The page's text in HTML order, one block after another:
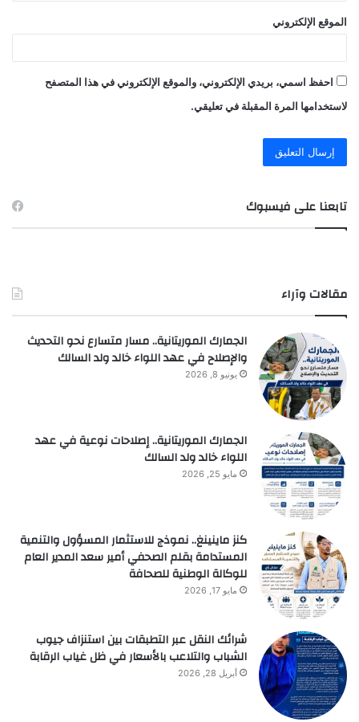
الموقع الإلكتروني
احفظ اسمي، بريدي الإلكتروني، والموقع الإلكتروني في هذا المتصفح
لاستخدامها المرة المقبلة في تعليقي.
تابعنا على فيسبوك
مقالات وآراء
الجمارك الموريتانية.. مسار متسارع نحو التحديث
والإصلاح في عهد اللواء خالد ولد السالك
يونيو 8, 2026
الجمارك الموريتانية.. إصلاحات نوعية في عهد
اللواء خالد ولد السالك
مايو 25, 2026
كنز ماينينغ.. نموذج للاستثمار المسؤول والتنمية
المستدامة بقلم الصحفي أمير سعد المدير العام
للوكالة الوطنية للصحافة
مايو 17, 2026
شرائك النقل عبر التطبقات بين استنزاف جيوب
الشباب والتلاعب بالأسعار في ظل غياب الرقابة
أبريل 28, 2026